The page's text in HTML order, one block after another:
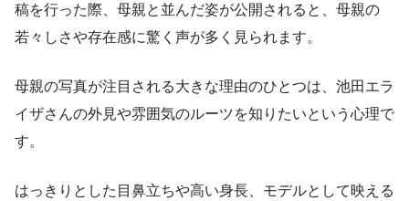
稿を行った際、母親と並んだ姿が公開されると、母親の
若々しさや存在感に驚く声が多く見られます。
母親の写真が注目される大きな理由のひとつは、池田エラ
イザさんの外見や雰囲気のルーツを知りたいという心理で
す。
はっきりとした目鼻立ちや高い身長、モデルとして映える